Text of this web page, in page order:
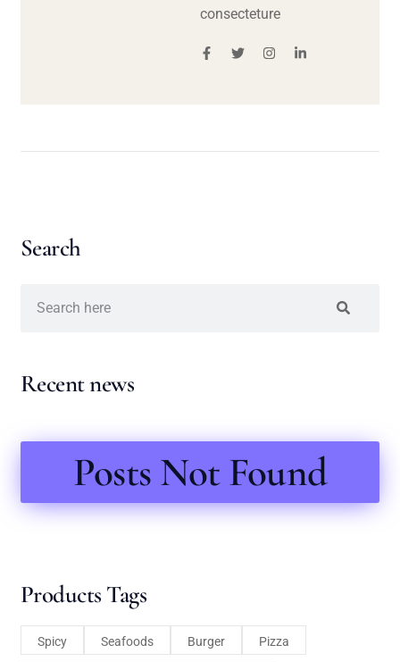
consecteture
Search
Recent news
Posts Not Found
Products Tags
Spicy Seafoods Burger Pizza